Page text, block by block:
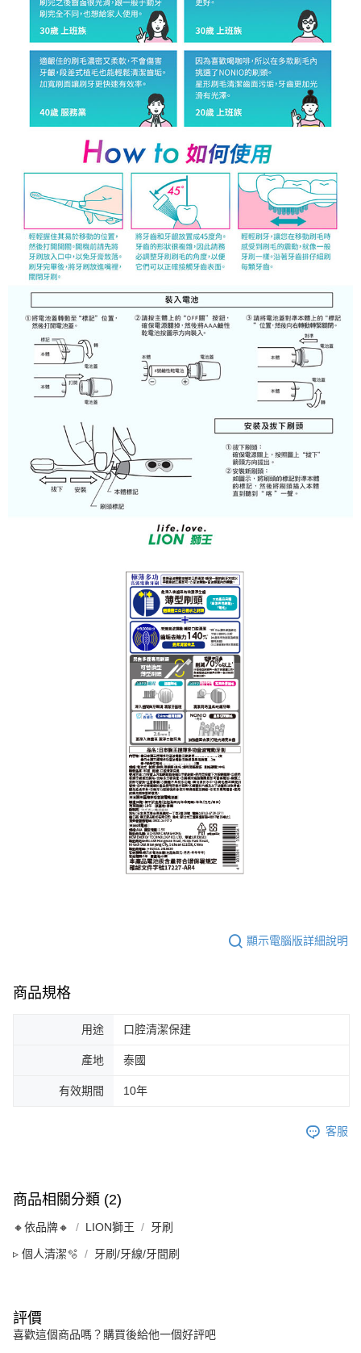
顯示電腦版詳細說明
商品規格
用途 口腔清潔保建
產地 泰國
有效期間 10年
客服
商品相關分類 (2)
🔸依品牌🔸 LION獅王 牙刷
▹ 個人清潔🫧 牙刷/牙線/牙間刷
評價
喜歡這個商品嗎？購買後給他一個好評吧